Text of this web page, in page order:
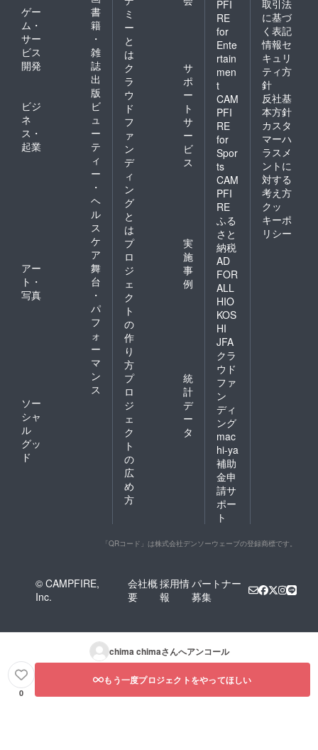
ゲー
ム・
サー
ビス
開発
書
籍
・
雑
誌
出
版
ビジ
ネ
ス・
起業
ビ
ュ
ー
テ
ィ
ー
・
ヘ
ル
ス
ケ
ア
アー
ト・
写真
舞
台
・
パ
フ
ォ
ー
マ
ン
ス
ソー
シャ
ル
グッ
ド
ミ
ー
と
は
ク
ラ
ウ
ド
フ
ァ
ン
デ
ィ
ン
グ
と
は
サ
ポ
ー
ト
サ
ー
ビ
ス
プ
ロ
ジ
ェ
ク
ト
の
作
り
方
実
施
事
例
プ
ロ
ジ
ェ
ク
ト
の
広
め
方
統
計
デ
ー
タ
PFI
RE
for
Ente
rtain
men
t
CAM
PFI
RE
for
Spor
ts
CAM
PFI
RE
ふる
さと
納税
AD
FOR
ALL
HIO
KOS
HI
JFA
クラ
ウド
ファ
ン
ディ
ング
mac
hi-ya
補助
金申
請サ
ポー
ト
取引法
に基づ
く表記
情報セ
キュリ
ティ方
針
反社基
本方針
カスタ
マーハ
ラスメ
ントに
対する
考え方
クッ
キーポ
リシー
「QRコード」は株式会社デンソーウェーブの登録商標です。
© CAMPFIRE,
Inc.
会社概
要
採用情
報
パートナー
募集
chima chimaさんへアンコール
0
もう一度プロジェクトをやってほしい